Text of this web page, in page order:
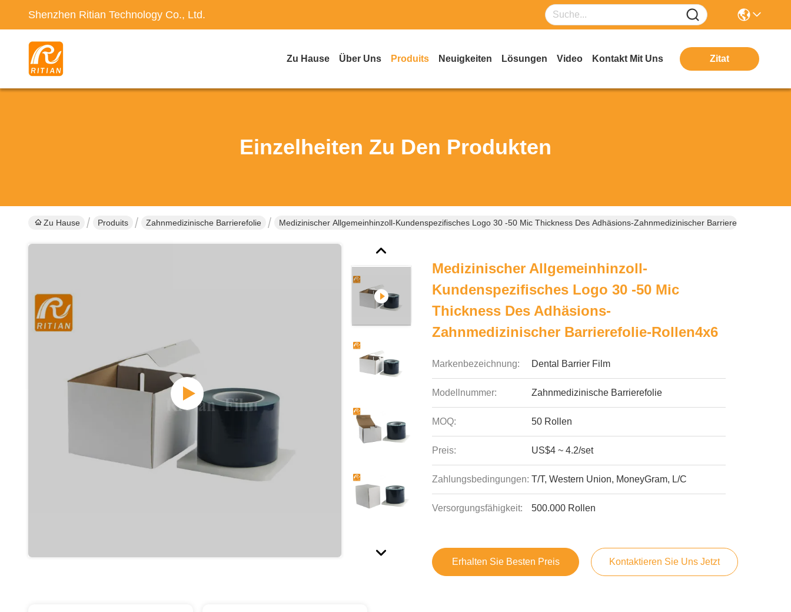
Shenzhen Ritian Technology Co., Ltd.
Zu Hause Über Uns Produits Neuigkeiten Lösungen Video Kontakt Mit Uns Zitat
Einzelheiten Zu Den Produkten
Zu Hause Produits Zahnmedizinische Barrierefolie Medizinischer Allgemeinhinzoll-Kundenspezifisches Logo 30 -50 Mic Thickness Des Adhäsions-Zahnmedizinischer Barrierefolie-
Medizinischer Allgemeinhinzoll-
Kundenspezifisches Logo 30 -50 Mic
Thickness Des Adhäsions-
Zahnmedizinischer Barrierefolie-Rollen4x6
Markenbezeichnung: Dental Barrier Film
Modellnummer: Zahnmedizinische Barrierefolie
MOQ: 50 Rollen
Preis: US$4 ~ 4.2/set
Zahlungsbedingungen: T/T, Western Union, MoneyGram, L/C
Versorgungsfähigkeit: 500.000 Rollen
Erhalten Sie Besten Preis Kontaktieren Sie Uns Jetzt